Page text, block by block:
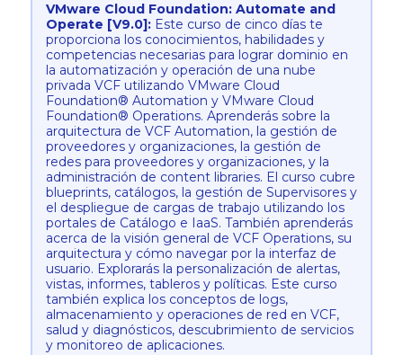
VMware Cloud Foundation: Automate and
Operate [V9.0]: Este curso de cinco días te
proporciona los conocimientos, habilidades y
competencias necesarias para lograr dominio en
la automatización y operación de una nube
privada VCF utilizando VMware Cloud
Foundation® Automation y VMware Cloud
Foundation® Operations. Aprenderás sobre la
arquitectura de VCF Automation, la gestión de
proveedores y organizaciones, la gestión de
redes para proveedores y organizaciones, y la
administración de content libraries. El curso cubre
blueprints, catálogos, la gestión de Supervisores y
el despliegue de cargas de trabajo utilizando los
portales de Catálogo e IaaS. También aprenderás
acerca de la visión general de VCF Operations, su
arquitectura y cómo navegar por la interfaz de
usuario. Explorarás la personalización de alertas,
vistas, informes, tableros y políticas. Este curso
también explica los conceptos de logs,
almacenamiento y operaciones de red en VCF,
salud y diagnósticos, descubrimiento de servicios
y monitoreo de aplicaciones.